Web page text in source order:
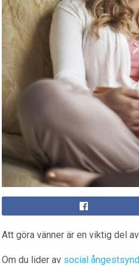
Att göra vänner är en viktig del
Om du lider av social